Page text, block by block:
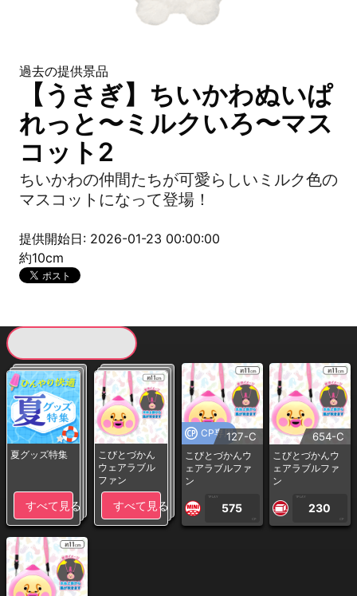
過去の提供景品
【うさぎ】ちいかわぬいぱ
れっと〜ミルクいろ〜マス
コット2
ちいかわの仲間たちが可愛らしいミルク色の
マスコットになって登場！
提供開始日: 2026-01-23 00:00:00
約10cm
夏グッズ特集
すべて見る
こびとづかん
ウェアラブル
ファン
すべて見る
CP専用127-C
こびとづかんウ
ェアラブルファ
ン
1PLAY
575
CP
654-C
こびとづかんウ
ェアラブルファ
ン
1PLAY
230
CP